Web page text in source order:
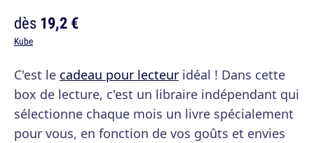
dès19,2 €
Kube
C'est le cadeau pour lecteur idéal ! Dans cette
box de lecture, c'est un libraire indépendant qui
sélectionne chaque mois un livre spécialement
pour vous, en fonction de vos goûts et envies